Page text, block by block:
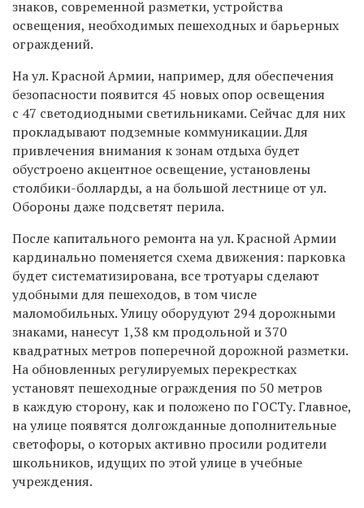
знаков, современной разметки, устройства
освещения, необходимых пешеходных и барьерных
ограждений.
На ул. Красной Армии, например, для обеспечения
безопасности появится 45 новых опор освещения
с 47 светодиодными светильниками. Сейчас для них
прокладывают подземные коммуникации. Для
привлечения внимания к зонам отдыха будет
обустроено акцентное освещение, установлены
столбики-болларды, а на большой лестнице от ул.
Обороны даже подсветят перила.
После капитального ремонта на ул. Красной Армии
кардинально поменяется схема движения: парковка
будет систематизирована, все тротуары сделают
удобными для пешеходов, в том числе
маломобильных. Улицу оборудуют 294 дорожными
знаками, нанесут 1,38 км продольной и 370
квадратных метров поперечной дорожной разметки.
На обновленных регулируемых перекрестках
установят пешеходные ограждения по 50 метров
в каждую сторону, как и положено по ГОСТу. Главное,
на улице появятся долгожданные дополнительные
светофоры, о которых активно просили родители
школьников, идущих по этой улице в учебные
учреждения.